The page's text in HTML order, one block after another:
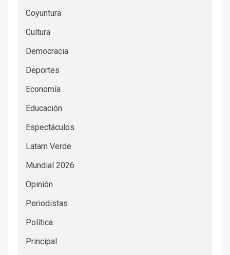
Coyuntura
Cultura
Democracia
Deportes
Economía
Educación
Espectáculos
Latam Verde
Mundial 2026
Opinión
Periodistas
Política
Principal